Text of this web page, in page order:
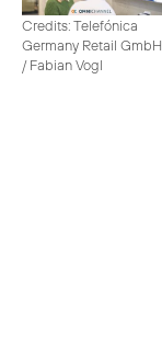
Credits: Telefónica
Germany Retail GmbH
/ Fabian Vogl